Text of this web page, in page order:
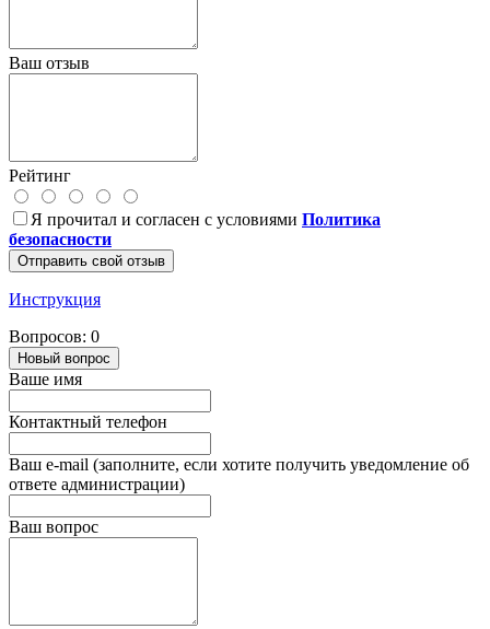
Ваш отзыв
Рейтинг
Я прочитал и согласен с условиями Политика
безопасности
Отправить свой отзыв
Инструкция
Вопросов: 0
Новый вопрос
Ваше имя
Контактный телефон
Ваш e-mail (заполните, если хотите получить уведомление об
ответе администрации)
Ваш вопрос